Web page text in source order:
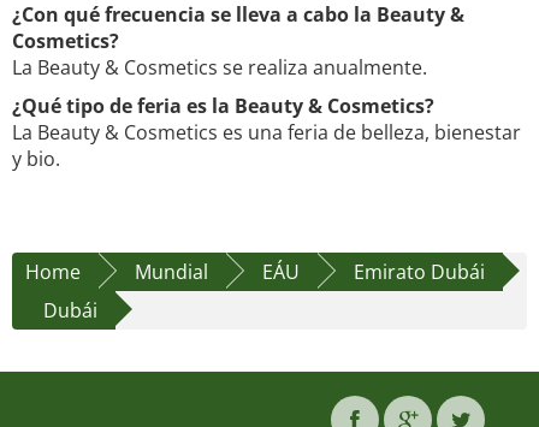
¿Con qué frecuencia se lleva a cabo la Beauty &
Cosmetics?
La Beauty & Cosmetics se realiza anualmente.
¿Qué tipo de feria es la Beauty & Cosmetics?
La Beauty & Cosmetics es una feria de belleza, bienestar
y bio.
Home Mundial EÁU
Emirato Dubái
Dubái